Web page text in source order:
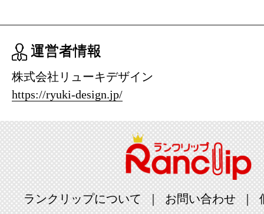
運営者情報
株式会社リューキデザイン
https://ryuki-design.jp/
ランクリップについて お問い合わせ